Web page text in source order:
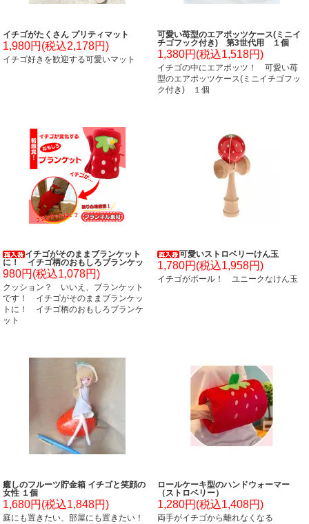
イチゴがたくさん プリティマット
1,980円(税込2,178円)
イチゴ好きを歓迎する可愛いマット
可愛い苺型のエアポッツケース(ミニイ
チゴフック付き) 第3世代用 １個
1,380円(税込1,518円)
イチゴの中にエアポッツ！ 可愛い苺
型のエアポッツケース(ミニイチゴフッ
ク付き) １個
イチゴがそのままブランケット
に！ イチゴ柄のおもしろブランケッ
ト
980円(税込1,078円)
クッション？ いいえ、ブランケット
です！ イチゴがそのままブランケッ
トに！ イチゴ柄のおもしろブランケ
ット
可愛いストロベリーけん玉
1,780円(税込1,958円)
イチゴがボール！ ユニークなけん玉
癒しのフルーツ貯金箱 イチゴと笑顔の
女性 １個
1,680円(税込1,848円)
庭にも置きたい、部屋にも置きたい！
ロールケーキ型のハンドウォーマー
（ストロベリー）
1,280円(税込1,408円)
両手がイチゴから離れなくなる